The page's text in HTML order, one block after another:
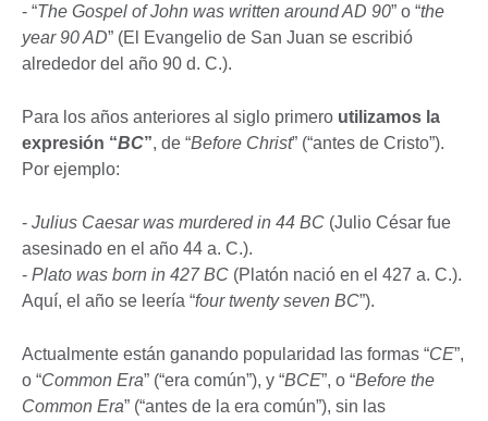
- “The Gospel of John was written around AD 90” o “the
year 90 AD” (El Evangelio de San Juan se escribió
alrededor del año 90 d. C.).
Para los años anteriores al siglo primero utilizamos la
expresión “BC”, de “Before Christ” (“antes de Cristo”).
Por ejemplo:
- Julius Caesar was murdered in 44 BC (Julio César fue
asesinado en el año 44 a. C.).
- Plato was born in 427 BC (Platón nació en el 427 a. C.).
Aquí, el año se leería “four twenty seven BC”).
Actualmente están ganando popularidad las formas “CE”,
o “Common Era” (“era común”), y “BCE”, o “Before the
Common Era” (“antes de la era común”), sin las